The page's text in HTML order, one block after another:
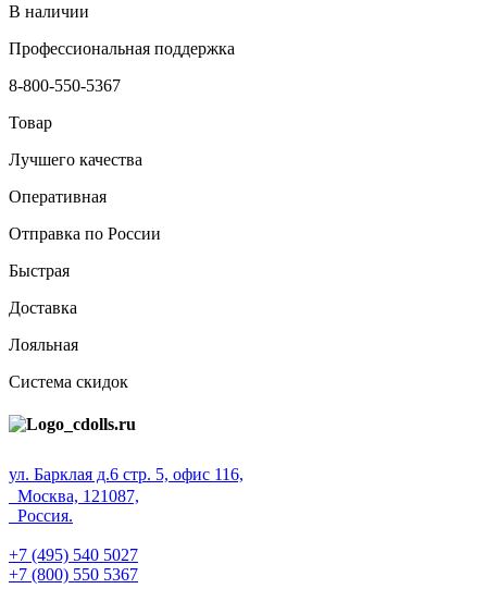
В наличии
Профессиональная поддержка
8-800-550-5367
Товар
Лучшего качества
Оперативная
Отправка по России
Быстрая
Доставка
Лояльная
Система скидок
ул. Барклая д.6 стр. 5, офис 116,
Москва, 121087,
Россия.
+7 (495) 540 5027
+7 (800) 550 5367